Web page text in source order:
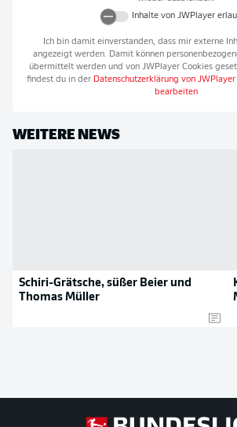
Inhalte von JWPlayer
Ich bin damit einverstanden, dass mir externe
angezeigt werden. Damit können
übermittelt werden und von JWPlayer Cookies
findest du in der Datenschutzerklärung von JWPlayer|
bearbeiten
WEITERE NEWS
Schiri-Grätsche, süßer Beier und
Thomas Müller